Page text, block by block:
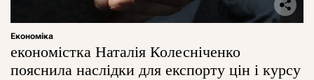
Економіка
економістка Наталія Колесніченко
пояснила наслідки для експорту цін і курсу